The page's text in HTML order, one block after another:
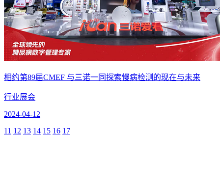
相约第89届CMEF 与三诺一同探索慢病检测的现在与未来
行业展会
2024-04-12
11 12 13 14 15 16 17